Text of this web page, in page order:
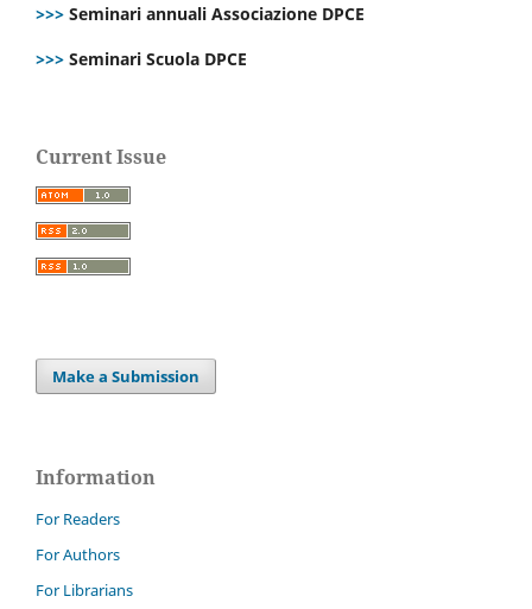
>>> Seminari annuali Associazione DPCE
>>> Seminari Scuola DPCE
Current Issue
Make a Submission
Information
For Readers
For Authors
For Librarians